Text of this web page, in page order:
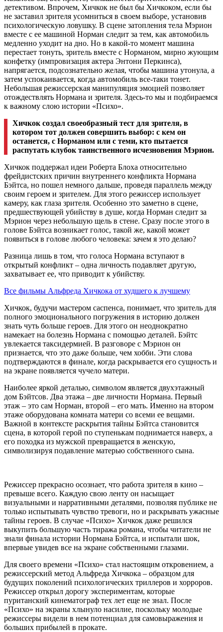
детективом. Впрочем, Хичкок не был бы Хичкоком, если бы
не заставил зрителя усомниться в своем выборе, установив
психологическую ловушку. В сцене затопления тела Мэрион
вместе с ее машиной Норман следит за тем, как автомобиль
медленно уходит на дно. Но в какой-то момент машина
перестает тонуть, зритель вместе с Норманом, мирно жующим
конфетку (импровизация актера Энтони Перкинса),
напрягается, подсознательно желая, чтобы машина утонула, а
затем успокаивается, когда автомобиль все-таки тонет.
Небольшая режиссерская манипуляция эмоцией позволяет
отождествлять Нормана и зрителя. Здесь-то мы и подбираемся
к важному слою истории «Психо».
Хичкок создал своеобразный тест для зрителя, в
котором тот должен совершить выбор: с кем он
останется, с Норманом или с теми, кто пытается
распутать клубок таинственного исчезновения Мэрион.
Хичкок поддержал идеи Роберта Блоха относительно
фрейдистских причин внутреннего конфликта Нормана
Бэйтса, но пошел немного дальше, проведя параллель между
своим героем и зрителем. Для этого режиссер использует
камеру, как глаза зрителя. Особенно это заметно в сцене,
предшествующей убийству в душе, когда Норман следит за
Мэрион через небольшую щель в стене. Сразу после этого в
голове Бэйтса возникает голос, такой же, какой может
появиться в голове любого человека: зачем я это делаю?
Разница лишь в том, что голоса Нормана вступают в
открытый конфликт – одна личность подавляет другую,
захватывает ее, что приводит к убийству.
Все фильмы Альфреда Хичкока от худшего к лучшему
Хичкок, будучи мастером саспенса, понимает, что зритель для
полного эмоционального погружения в историю должен
знать чуть больше героев. Для этого он неоднократно
намекает на болезнь Нормана с помощью деталей. Бэйтс
увлекается таксидермией. В разговоре с Мэрион он
признается, что это даже больше, чем хобби. Эти слова
подтверждаются в финале, когда раскрывается его сущность и
на экране появляется чучело матери.
Наиболее яркой деталью, символом является двухэтажный
дом Бэйтсов. Два этажа – две личности Нормана. Первый
этаж – это сам Норман, второй – его мать. Именно на втором
этаже оборудована комната матери со всеми ее вещами.
Важной в контексте раскрытия тайны Бэйтса становится
сцена, в которой герой по ступенькам поднимается наверх, а
его походка из мужской превращается в женскую,
символизируя подавление матерью собственного сына.
Режиссер прекрасно осознает, что работа зрителя в кино –
превыше всего. Каждую свою ленту он насыщает
визуальными и нарративными деталями, позволяя публике не
только испытывать чувство тревоги, но и раскрывать ужасные
тайны героев. В случае «Психо» Хичкок даже решился
выкупить большую часть тиража романа, чтобы читатели не
знали финала истории Нормана Бэйтса, и испытали шок,
впервые увидев все на экране собственными глазами.
Для своего времени «Психо» стал настоящим откровением, а
режиссерский метод Альфреда Хичкока – образцом для
будущих поколений психологических триллеров и хорроров.
Режиссер открыл дорогу экспериментам, которые
пуританский кинематограф тех лет еще не знал. После
«Психо» на экраны хлынуло насилие, поскольку молодые
режиссеры видели в нем потенциал для самовыражения и
больших прибылей в прокате.